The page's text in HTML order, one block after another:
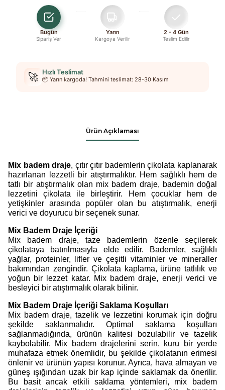
Bugün
Sipariş Ver
Yarın
Kargoya Verilir
2 - 4 Gün
Teslim Edilir
🚀 Hızlı Teslimat
📦 Yarın kargoda! Tahmini teslimat: 28-30 Kasım
Ürün Açıklaması
Mix badem draje, çıtır çıtır bademlerin çikolata kaplanarak
hazırlanan lezzetli bir atıştırmalıktır. Hem sağlıklı hem de
tatlı bir atıştırmalık olan mix badem draje, bademin doğal
lezzetini çikolata ile birleştirir. Hem çocuklar hem de
yetişkinler arasında popüler olan bu atıştırmalık, enerji
verici ve doyurucu bir seçenek sunar.
Mix Badem Draje İçeriği
Mix badem draje, taze bademlerin özenle seçilerek
çikolataya batırılmasıyla elde edilir. Bademler, sağlıklı
yağlar, proteinler, lifler ve çeşitli vitaminler ve mineraller
bakımından zengindir. Çikolata kaplama, ürüne tatlılık ve
yoğun bir lezzet katar. Mix badem draje, enerji verici ve
besleyici bir atıştırmalık olarak bilinir.
Mix Badem Draje İçeriği Saklama Koşulları
Mix badem draje, tazelik ve lezzetini korumak için doğru
şekilde saklanmalıdır. Optimal saklama koşulları
sağlanmadığında, ürünün kalitesi bozulabilir ve tazelik
kaybolabilir. Mix badem drajelerini serin, kuru bir yerde
muhafaza etmek önemlidir, bu şekilde çikolatanın erimesi
önlenir ve ürünün yapısı korunur. Ayrıca, hava almayan ve
güneş ışığından uzak bir kap içinde saklamak da önerilir.
Bu basit ancak etkili saklama yöntemleri, mix badem